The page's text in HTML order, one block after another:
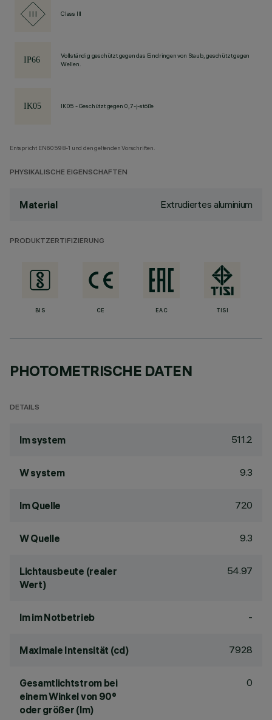
Class III
Vollständig geschützt gegen das Eindringen von Staub, geschützt gegen
Wellen.
IK05 - Geschützt gegen 0,7-j-stöße
Entspricht EN60598-1 und den geltenden Vorschriften.
PHYSIKALISCHE EIGENSCHAFTEN
Material Extrudiertes aluminium
PRODUKTZERTIFIZIERUNG
BIS CE EAC TISI
PHOTOMETRISCHE DATEN
DETAILS
lm system 511.2
W system 9.3
lm Quelle 720
W Quelle 9.3
Lichtausbeute (realer
Wert)
54.97
lm im Notbetrieb -
Maximale Intensität (cd) 7928
Gesamtlichtstrom bei
einem Winkel von 90°
oder größer (lm)
0